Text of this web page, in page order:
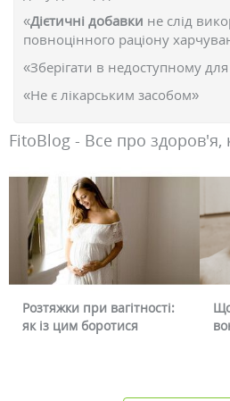
«Дієтичні добавки не слід
повноцінного раціону
«Зберігати в недоступному для
«Не є лікарським засобом»
FitoBlog - Все про здоров'я,
Розтяжки при вагітності:
як із цим боротися